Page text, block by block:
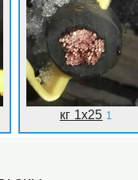
кг 1x25 1